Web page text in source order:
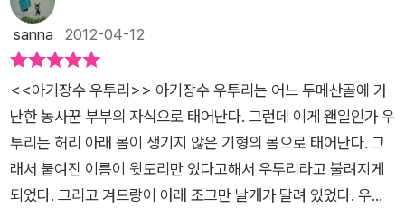
이 들어있다. 지배자와 피지배자의 기본적인 매커니즘은 언제나
비슷하기 때문에 그런 것을 표현한 이야기는 오래도록 살아남는
영웅을 기다리는 반면 지배자는 그것을 극도로 경계한다. 그러니
까 우투리도 그러한 시절에 영웅의 운명을 타고난 인물이다. 태
어나는 것부터 범상치 않다. 가위로 탯줄을 자를 수 없어서 억새
풀로 잘라야 한다거나 다른 아이들보다 자라는 속도도 다르다. 게
다가 날개가 있어서 어디든 갈 수 있으니 평범한 아이는 절대 아
sanna 2012-04-12
<<아기장수 우투리>> 아기장수 우투리는 어느 두메산골에 가
난한 농사꾼 부부의 자식으로 태어난다. 그런데 이게 왠일인가 우
투리는 허리 아래 몸이 생기지 않은 기형의 몸으로 태어난다. 그
래서 붙여진 이름이 윗도리만 있다고해서 우투리라고 불려지게
되었다. 그리고 겨드랑이 아래 조그만 날개가 달려 있었다. 우투